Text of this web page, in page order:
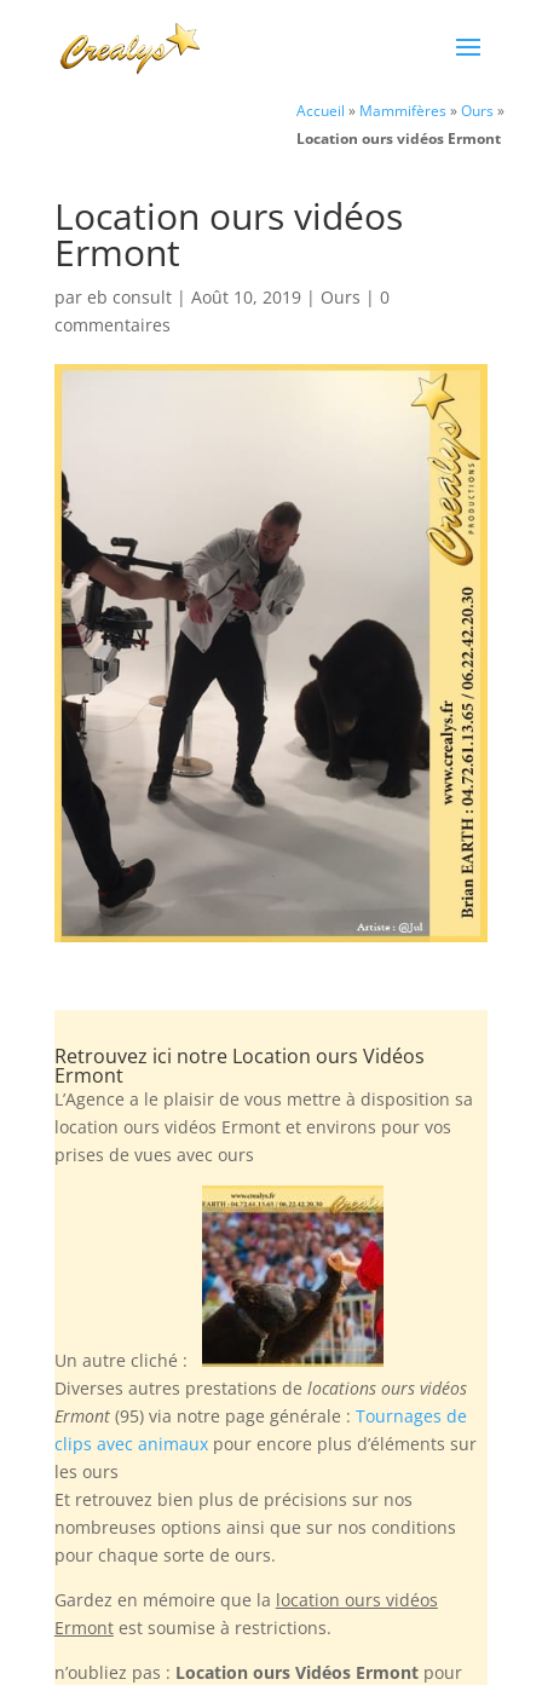
Accueil » Mammifères»Ours»
Location ours vidéos Ermont
Location ours vidéos
Ermont
par eb consult| Août 10, 2019| Ours | 0
commentaires
Retrouvez ici notre Location ours Vidéos
Ermont
L’Agence a le plaisir de vous mettre à disposition sa
location ours vidéos Ermont et environs pour vos
prises de vues avec ours
Un autre cliché :
Diverses autres prestations de locations ours vidéos
Ermont(95) via notre page générale : Tournages de
clips avec animauxpour encore plus d’éléments sur
les ours
Et retrouvez bien plus de précisions sur nos
nombreuses options ainsi que sur nos conditions
pour chaque sorte de ours.
Gardez en mémoire que la location ours vidéos
Ermontest soumise à restrictions.
n’oubliez pas : Location ours Vidéos Ermontpour